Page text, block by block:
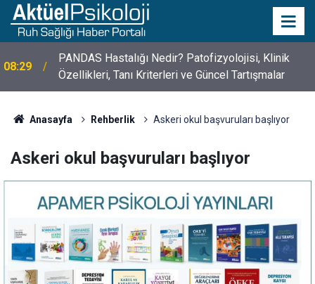
08:29
PANDAS Hastalığı Nedir? Patofizyolojisi, Klinik
Özellikleri, Tanı Kriterleri ve Güncel Tartışmalar
Anasayfa Rehberlik Askeri okul başvuruları başlıyor
Askeri okul başvuruları başlıyor